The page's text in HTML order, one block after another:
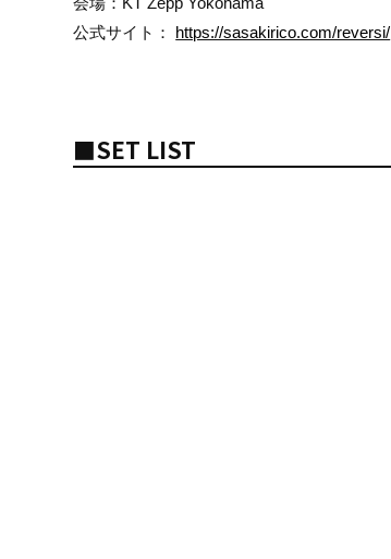
公式サイト： https://sasakirico.com/reversi/
■SET LIST